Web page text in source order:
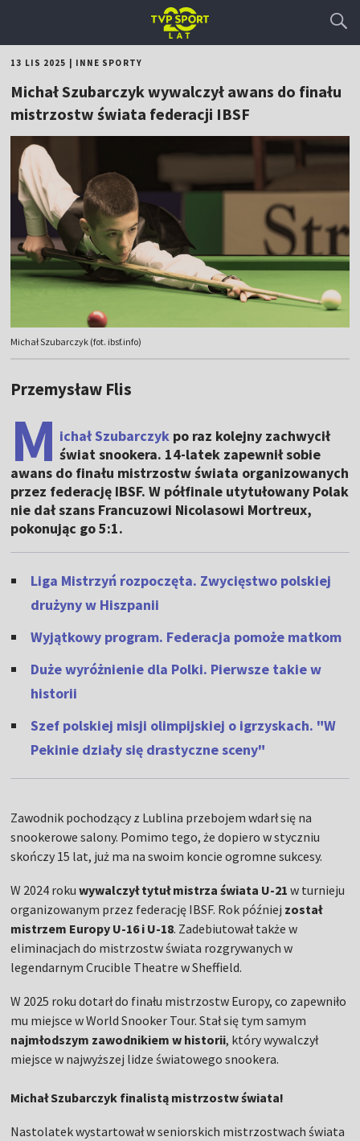
13 LIS 2025 INNE SPORTY
Michał Szubarczyk wywalczył awans do finału
mistrzostw świata federacji IBSF
Michał Szubarczyk (fot. ibsf.info)
Przemysław Flis
M ichał Szubarczyk po raz kolejny zachwycił
świat snookera. 14-latek zapewnił sobie
awans do finału mistrzostw świata organizowanych
przez federację IBSF. W półfinale utytułowany Polak
nie dał szans Francuzowi Nicolasowi Mortreux,
pokonując go 5:1.
Liga Mistrzyń rozpoczęta. Zwycięstwo polskiej
drużyny w Hiszpanii
Wyjątkowy program. Federacja pomoże matkom
Duże wyróżnienie dla Polki. Pierwsze takie w
historii
Szef polskiej misji olimpijskiej o igrzyskach. "W
Pekinie działy się drastyczne sceny"
Zawodnik pochodzący z Lublina przebojem wdarł się na
snookerowe salony. Pomimo tego, że dopiero w styczniu
skończy 15 lat, już ma na swoim koncie ogromne sukcesy.
W 2024 rokuwywalczył tytuł mistrza świata U-21 w turnieju
organizowanym przez federację IBSF. Rok później został
mistrzem Europy U-16 i U-18. Zadebiutował także w
eliminacjach do mistrzostw świata rozgrywanych w
legendarnym Crucible Theatre w Sheffield.
W 2025 roku dotarł do finału mistrzostw Europy, co zapewniło
mu miejsce w World Snooker Tour. Stał się tym samym
najmłodszym zawodnikiem w historii, który wywalczył
miejsce w najwyższej lidze światowego snookera.
Michał Szubarczyk finalistą mistrzostw świata!
Nastolatek wystartował w seniorskich mistrzostwach świata